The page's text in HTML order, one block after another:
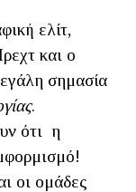
ελίτ,
και ο
σημασία
.
ότι η
οι ομάδες